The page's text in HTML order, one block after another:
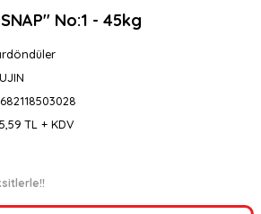
No:1 - 45kg
TL + KDV